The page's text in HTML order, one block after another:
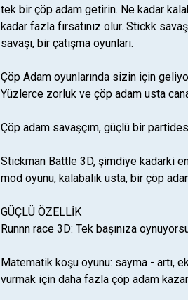
tek bir çöp adam getirin. Ne kadar
kadar fazla fırsatınız olur. Stickk
savaşı, bir çatışma oyunları.
Çöp Adam oyunlarında sizin için
Yüzlerce zorluk ve çöp adam usta
Çöp adam savaşçım, güçlü bir
Stickman Battle 3D, şimdiye kadarki
mod oyunu, kalabalık usta, bir çöp
GÜÇLÜ ÖZELLİK
Runnn race 3D: Tek başınıza
Matematik koşu oyunu: sayma - artı,
vurmak için daha fazla çöp adam